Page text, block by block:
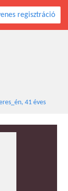
regisztráció
41 éves,
41 éves